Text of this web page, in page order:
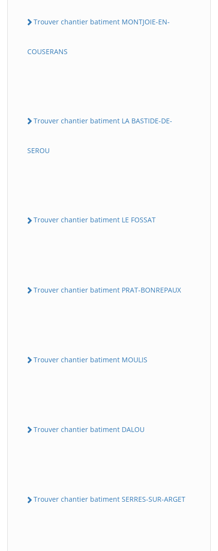
Trouver chantier batiment MONTJOIE-EN-
COUSERANS
Trouver chantier batiment LA BASTIDE-DE-
SEROU
Trouver chantier batiment LE FOSSAT
Trouver chantier batiment PRAT-BONREPAUX
Trouver chantier batiment MOULIS
Trouver chantier batiment DALOU
Trouver chantier batiment SERRES-SUR-ARGET